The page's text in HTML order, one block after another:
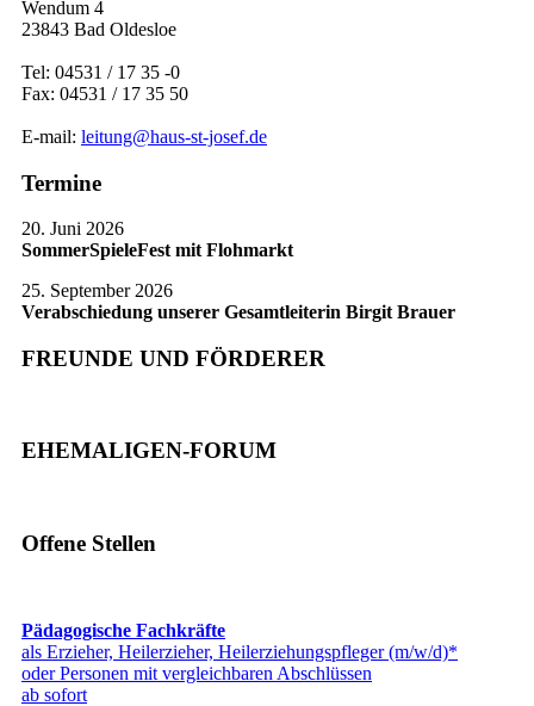
Wendum 4
23843 Bad Oldesloe
Tel: 04531 / 17 35 -0
Fax: 04531 / 17 35 50
E-mail: leitung@haus-st-josef.de
Termine
20. Juni 2026
SommerSpieleFest mit Flohmarkt
25. September 2026
Verabschiedung unserer Gesamtleiterin Birgit Brauer
FREUNDE UND FÖRDERER
EHEMALIGEN-FORUM
Offene Stellen
Pädagogische Fachkräfte
als Erzieher, Heilerzieher, Heilerziehungspfleger (m/w/d)*
oder Personen mit vergleichbaren Abschlüssen
ab sofort